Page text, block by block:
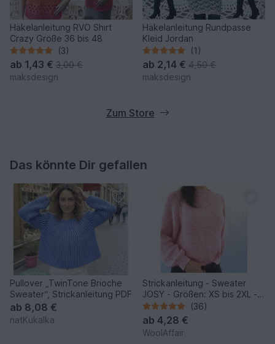
Häkelanleitung RVO Shirt
Crazy Größe 36 bis 48
(3)
ab 1,43 € 3,00 €
maksdesign
Häkelanleitung Rundpasse
Kleid Jordan
(1)
ab 2,14 € 4,50 €
maksdesign
Zum Store
Das könnte Dir gefallen
Pullover „TwinTone Brioche
Sweater“, Strickanleitung PDF
ab 8,08 €
natKukalka
Strickanleitung - Sweater
JOSY - Größen: XS bis 2XL -
No.235E
(36)
ab 4,28 €
WoolAffair